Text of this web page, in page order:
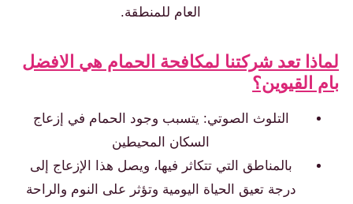
العام للمنطقة.
تعد شركتنا لمكافحة الحمام هي الافضل
القيوين؟
التلوث الصوتي: يتسبب وجود الحمام في إزعاج
السكان المحيطين
بالمناطق التي تتكاثر فيها، ويصل هذا الإزعاج إلى
درجة تعيق الحياة اليومية وتؤثر على النوم والراحة